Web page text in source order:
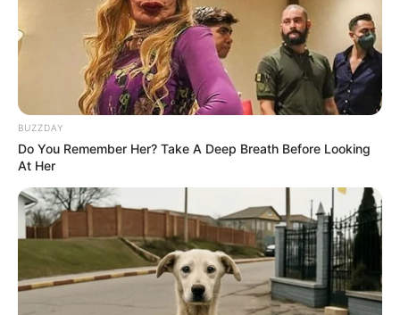
BUZZDAY
Do You Remember Her? Take A Deep Breath Before Looking
At Her